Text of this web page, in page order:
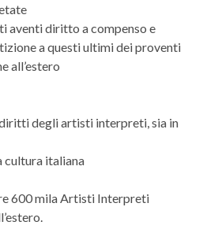
aventi diritto a compenso e
a questi ultimi dei proventi
all’estero
degli artisti interpreti, sia in
cultura italiana
600 mila Artisti Interpreti